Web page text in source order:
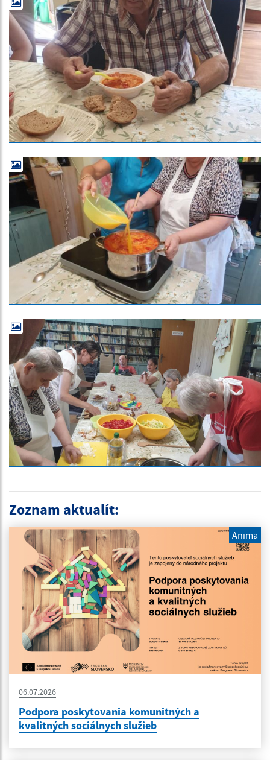
Zoznam aktualít:
Anima
06.07.2026
Podpora poskytovania komunitných a
kvalitných sociálnych služieb